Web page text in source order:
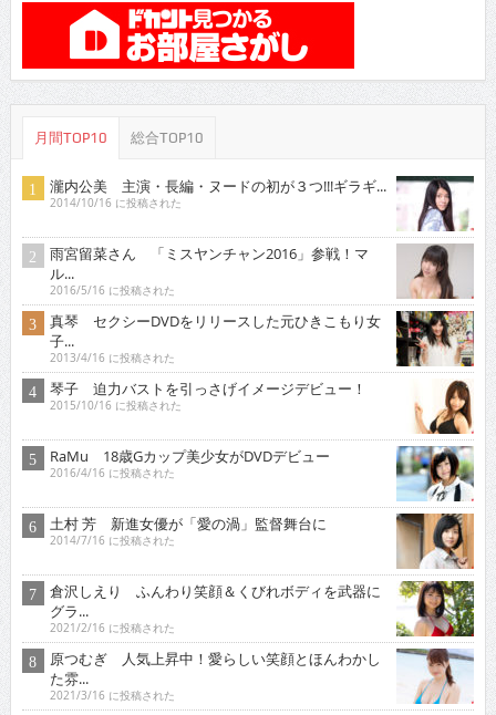
月間TOP10 総合TOP10
瀧内公美 主演・長編・ヌードの初が３つ!!!ギラギ...
2014/10/16 に投稿された
雨宮留菜さん 「ミスヤンチャン2016」参戦！マ
ル...
2016/5/16 に投稿された
真琴 セクシーDVDをリリースした元ひきこもり女
子...
2013/4/16 に投稿された
琴子 迫力バストを引っさげイメージデビュー！
2015/10/16 に投稿された
RaMu 18歳Gカップ美少女がDVDデビュー
2016/4/16 に投稿された
土村 芳 新進女優が「愛の渦」監督舞台に
2014/7/16 に投稿された
倉沢しえり ふんわり笑顔＆くびれボディを武器に
グラ...
2021/2/16 に投稿された
原つむぎ 人気上昇中！愛らしい笑顔とほんわかし
た雰...
2021/3/16 に投稿された